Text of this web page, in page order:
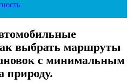
выбрать маршруты
с минимальным
природу.